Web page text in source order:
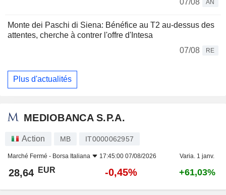
AN
Monte dei Paschi di Siena: Bénéfice au T2 au-dessus des
attentes, cherche à contrer l'offre d'Intesa
07/08
RE
Plus d'actualités
MEDIOBANCA S.P.A.
Action MB IT0000062957
Marché Fermé - Borsa Italiana 17:45:00 07/08/2026 Varia. 1 janv.
28,64 EUR -0,45% +61,03%